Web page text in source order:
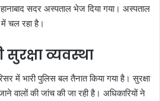
सदर अस्पताल भेज दिया गया। अस्पताल
चल रहा है।
व्यवस्था
में भारी पुलिस बल तैनात किया गया है। सुरक्षा
की जांच की जा रही है। अधिकारियों ने